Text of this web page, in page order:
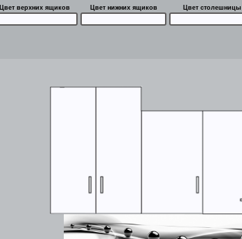
Цвет верхних ящиков Цвет нижних ящиков Цвет столешницы